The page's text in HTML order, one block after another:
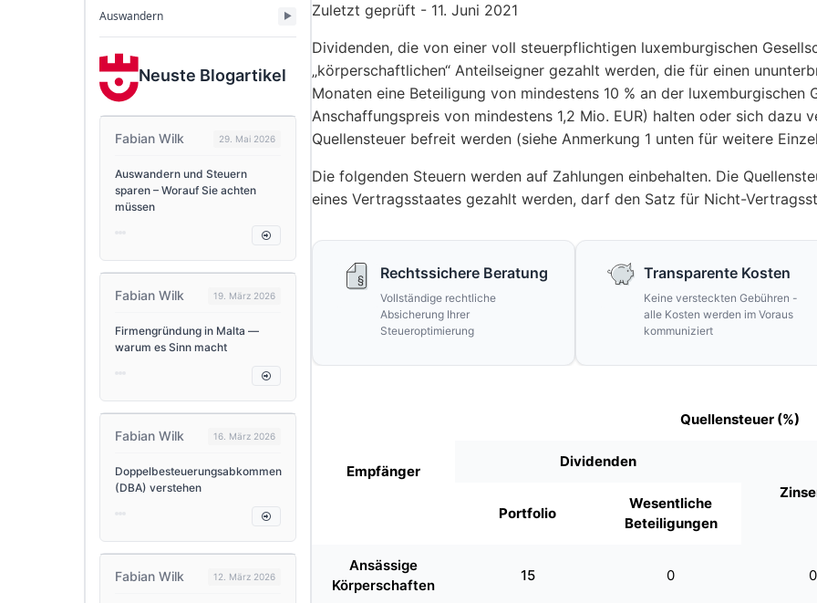
Auswandern
Neuste Blogartikel
Fabian Wilk 29. Mai 2026
Auswandern und Steuern
sparen – Worauf Sie achten
müssen
Fabian Wilk 19. März 2026
Firmengründung in Malta —
warum es Sinn macht
Fabian Wilk 16. März 2026
Doppelbesteuerungsabkommen
(DBA) verstehen
Fabian Wilk 12. März 2026
Zuletzt geprüft - 11. Juni 2021
Dividenden, die von einer voll steuerpflichtigen luxemburgischen
„körperschaftlichen“ Anteilseigner gezahlt werden, die für einen
Monaten eine Beteiligung von mindestens 10 % an der luxemburgischen
Anschaffungspreis von mindestens 1,2 Mio. EUR) halten oder sich dazu
Quellensteuer befreit werden (siehe Anmerkung 1 unten für weitere
Die folgenden Steuern werden auf Zahlungen einbehalten. Die
eines Vertragsstaates gezahlt werden, darf den Satz für Nicht-
Rechtssichere Beratung
Vollständige rechtliche
Absicherung Ihrer
Steueroptimierung
Transparente Kosten
Keine versteckten Gebühren -
alle Kosten werden im Voraus
kommuniziert
Empfänger
Quellensteuer (%)
Dividenden
Portfolio
Wesentliche
Beteiligungen
Ansässige
Körperschaften
15 0 0